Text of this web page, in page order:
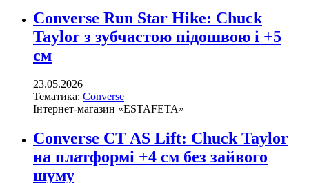
Converse Run Star Hike: Chuck
Taylor з зубчастою підошвою і +5
см
23.05.2026
Тематика: Converse
Інтернет-магазин «ESTAFETA»
Converse CT AS Lift: Chuck Taylor
на платформі +4 см без зайвого
шуму